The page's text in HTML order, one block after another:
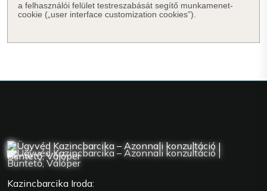
a felhasználói felület testreszabását segítő munkamenet-
cookie („user interface customization cookies”).
Kazincbarcika Iroda: